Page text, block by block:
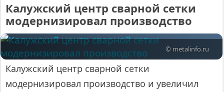
Калужский центр сварной сетки
модернизировал производство
© metalinfo.ru
Калужский центр сварной сетки
модернизировал производство и увеличил